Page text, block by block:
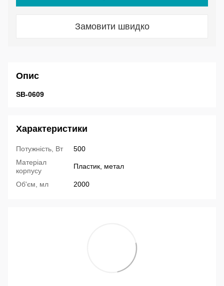
Замовити швидко
Опис
SB-0609
Характеристики
Потужність, Вт
500
Матеріал
корпусу
Пластик, метал
Об'єм, мл 2000